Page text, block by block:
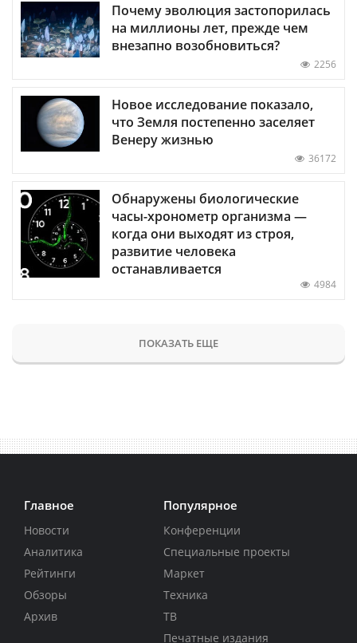
Почему эволюция застопорилась
на миллионы лет, прежде чем
внезапно возобновиться?
2256
Новое исследование показало,
что Земля постепенно заселяет
Венеру жизнью
36172
Обнаружены биологические
часы-хронометр организма —
когда они выходят из строя,
развитие человека
останавливается
4984
ПОКАЗАТЬ ЕЩЕ
Главное
Новости
Аналитика
Рейтинги
Обзоры
Архив
Популярное
Конференции
Специальные проекты
Маркет
Техника
ТВ
Печатные издания